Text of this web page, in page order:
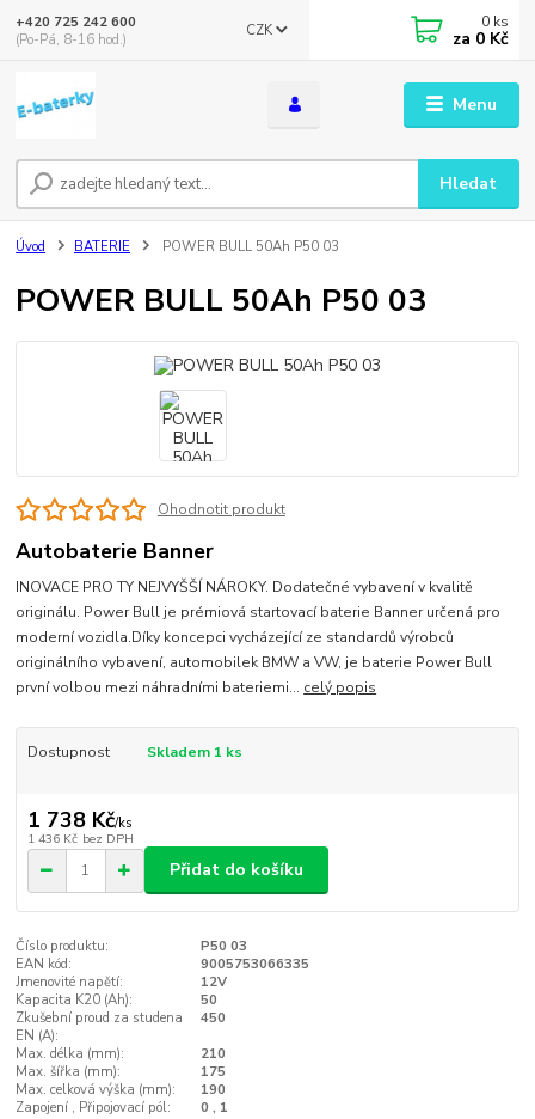
Menu
CZK
Hledat
+420 725 242 600
(Po-Pá, 8-16 hod.)
0 ks
za 0 Kč
Úvod BATERIE POWER BULL 50Ah P50 03
POWER BULL 50Ah P50 03
Ohodnotit produkt
Autobaterie Banner
INOVACE PRO TY NEJVYŠŠÍ NÁROKY. Dodatečné vybavení v kvalitě
originálu. Power Bull je prémiová startovací baterie Banner určená pro
moderní vozidla.Díky koncepci vycházející ze standardů výrobců
originálního vybavení, automobilek BMW a VW, je baterie Power Bull
první volbou mezi náhradními bateriemi... celý popis
Dostupnost Skladem 1 ks
1 738 Kč/ks
1 436 Kč bez DPH
Přidat do košíku
Číslo produktu:
P50 03
EAN kód:
9005753066335
Jmenovité napětí:
12V
Kapacita K20 (Ah):
50
Zkušební proud za studena
EN (A):
450
Max. délka (mm):
210
Max. šířka (mm):
175
Max. celková výška (mm):
190
Zapojení , Připojovací pól:
0 , 1